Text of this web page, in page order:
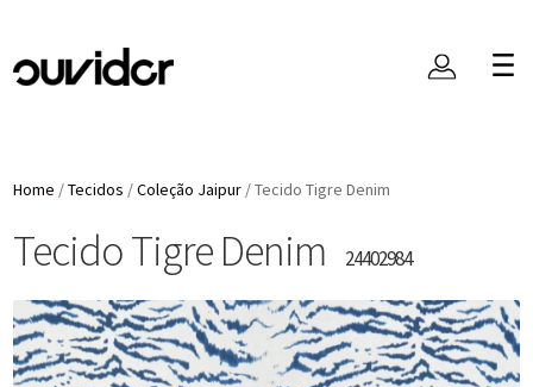
Home /Tecidos /Coleção Jaipur /Tecido Tigre Denim
Tecido Tigre Denim 24402984